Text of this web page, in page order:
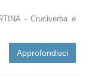
- Cruciverba e
Approfondisci